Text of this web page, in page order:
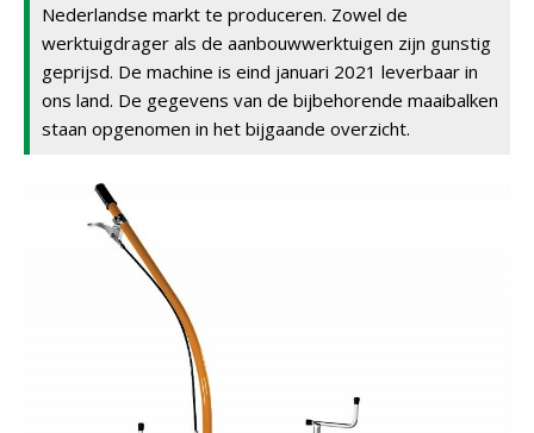
Nederlandse markt te produceren. Zowel de
werktuigdrager als de aanbouwwerktuigen zijn gunstig
geprijsd. De machine is eind januari 2021 leverbaar in
ons land. De gegevens van de bijbehorende maaibalken
staan opgenomen in het bijgaande overzicht.